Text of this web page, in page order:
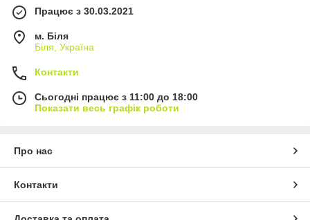
Працює з 30.03.2021
м. Біля
Біля, Україна
Контакти
Сьогодні працює з 11:00 до 18:00
Показати весь графік роботи
Про нас
Контакти